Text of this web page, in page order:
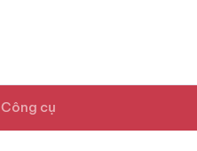
Công cụ